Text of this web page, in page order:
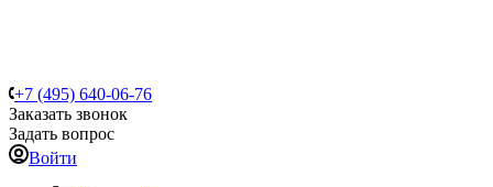
+7 (495) 640-06-76
Заказать звонок
Задать вопрос
Войти